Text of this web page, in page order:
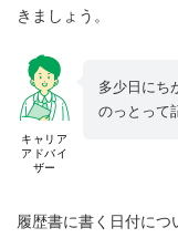
きましょう。
キャリア
アドバイ
ザー
多少日にち
のっとって
履歴書に書く日付に